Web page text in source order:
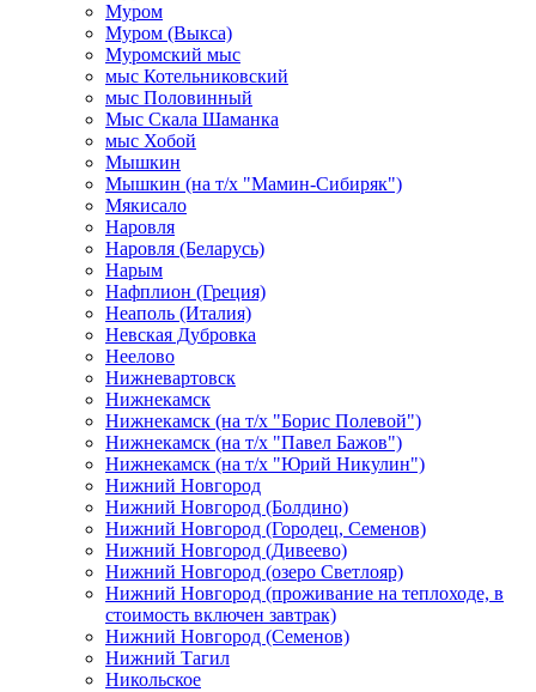
Муром
Муром (Выкса)
Муромский мыс
мыс Котельниковский
мыс Половинный
Мыс Скала Шаманка
мыс Хобой
Мышкин
Мышкин (на т/х "Мамин-Сибиряк")
Мякисало
Наровля
Наровля (Беларусь)
Нарым
Нафплион (Греция)
Неаполь (Италия)
Невская Дубровка
Неелово
Нижневартовск
Нижнекамск
Нижнекамск (на т/х "Борис Полевой")
Нижнекамск (на т/х "Павел Бажов")
Нижнекамск (на т/х "Юрий Никулин")
Нижний Новгород
Нижний Новгород (Болдино)
Нижний Новгород (Городец, Семенов)
Нижний Новгород (Дивеево)
Нижний Новгород (озеро Светлояр)
Нижний Новгород (проживание на теплоходе, в
стоимость включен завтрак)
Нижний Новгород (Семенов)
Нижний Тагил
Никольское